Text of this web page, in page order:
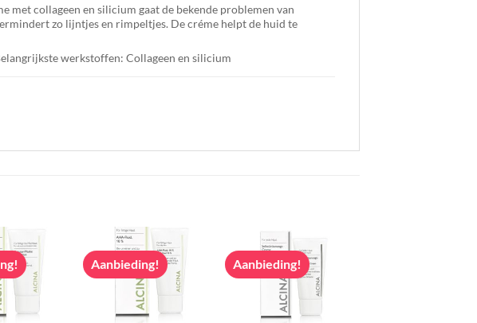
collageen en silicium gaat de bekende problemen van
zo lijntjes en rimpeltjes. De créme helpt de huid te
werkstoffen: Collageen en silicium
Aanbieding! Aanbieding!